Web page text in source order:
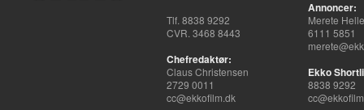
Tlf. 8838 9292
CVR. 3468 8443
Chefredaktør:
Claus Christensen
2729 0011
cc@ekkofilm.dk
Annoncer:
Merete
6111 5851
Ekko
8838 9292